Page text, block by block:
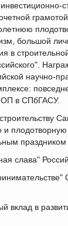
большой
в
научно-
в СПбГАСУ.
плодотворную
слава"
вклад в